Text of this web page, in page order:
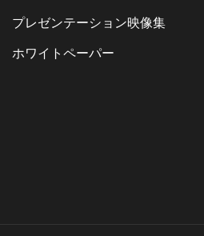
プレゼンテーション映像集
ホワイトペーパー